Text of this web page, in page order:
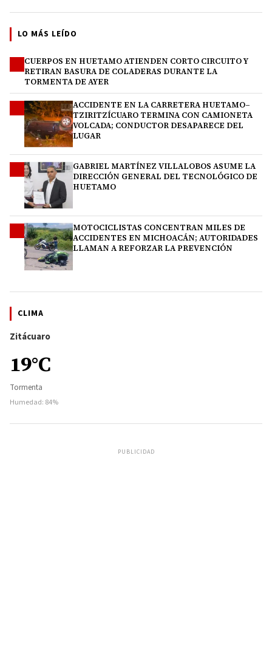
LO MÁS LEÍDO
CUERPOS EN HUETAMO ATIENDEN CORTO CIRCUITO Y
RETIRAN BASURA DE COLADERAS DURANTE LA
TORMENTA DE AYER
ACCIDENTE EN LA CARRETERA HUETAMO–
TZIRITZÍCUARO TERMINA CON CAMIONETA
VOLCADA; CONDUCTOR DESAPARECE DEL
LUGAR
GABRIEL MARTÍNEZ VILLALOBOS ASUME LA
DIRECCIÓN GENERAL DEL TECNOLÓGICO DE
HUETAMO
MOTOCICLISTAS CONCENTRAN MILES DE
ACCIDENTES EN MICHOACÁN; AUTORIDADES
LLAMAN A REFORZAR LA PREVENCIÓN
CLIMA
Zitácuaro
19°C
Tormenta
Humedad: 84%
PUBLICIDAD